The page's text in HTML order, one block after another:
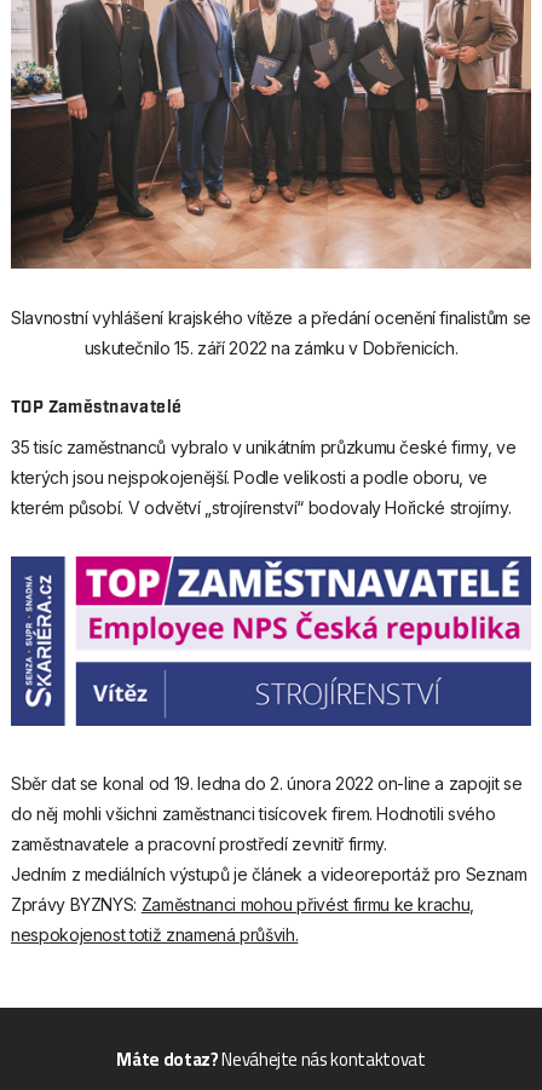
Slavnostní vyhlášení krajského vítěze a předání ocenění finalistům se
uskutečnilo 15. září 2022 na zámku v Dobřenicích.
TOP Zaměstnavatelé
35 tisíc zaměstnanců vybralo v unikátním průzkumu české firmy, ve
kterých jsou nejspokojenější. Podle velikosti a podle oboru, ve
kterém působí. V odvětví „strojírenství“ bodovaly Hořické strojírny.
Sběr dat se konal od 19. ledna do 2. února 2022 on-line a zapojit se
do něj mohli všichni zaměstnanci tisícovek firem. Hodnotili svého
zaměstnavatele a pracovní prostředí zevnitř firmy.
Jedním z mediálních výstupů je článek a videoreportáž pro Seznam
Zprávy BYZNYS: Zaměstnanci mohou přivést firmu ke krachu,
nespokojenost totiž znamená průšvih.
Máte dotaz?Neváhejte nás kontaktovat